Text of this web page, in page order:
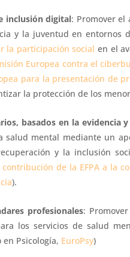
inclusión digital: Promover el
y la juventud en entornos
la participación social en el
Europea contra el
para la presentación de
la protección de los
basados ​​en la evidencia
salud mental mediante un
y la inclusión
contribución de la EFPA a la
).
profesionales:
los servicios de salud
Psicología, EuroPsy)